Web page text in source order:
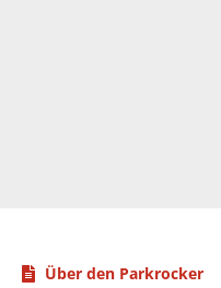
Über den Parkrocker